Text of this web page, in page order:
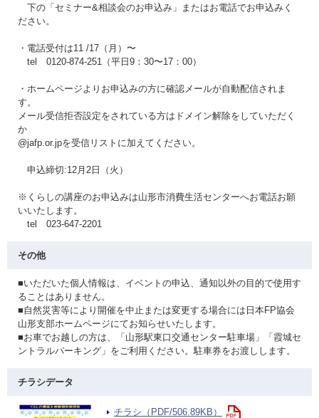
下の「セミナー&相談会のお申込み」またはお電話でお申込みく
ださい。
・電話受付は11 /17（月）〜
tel 0120-874-251（平日9：30〜17：00）
・ホームページよりお申込みの方に確認メールが自動配信されま
す。
メール受信拒否設定をされている方はドメイン解除をしていただく
か
@jafp.or.jpを受信リストに加えてください。
申込締切:12月2日（火）
※くらしの講座のお申込みは山形市消費生活センターへお電話お願
いいたします。
tel 023-647-2201
その他
■いただいた個人情報は、イベントの申込、通知以外の目的で使用す
ることはありません。
■自然災害等により開催を中止または変更する場合には日本FP協会
山形支部ホームページにてお知らせいたします。
■お車でお越しの方は、「山形駅東口交通センター駐車場」「霞城セ
ントラルパーキング」をご利用ください。駐車券をお渡しします。
チラシデータ
チラシ（PDF/506.89KB）